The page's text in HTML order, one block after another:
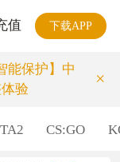
值 下载APP
能保护】中
验
×
CS:GO